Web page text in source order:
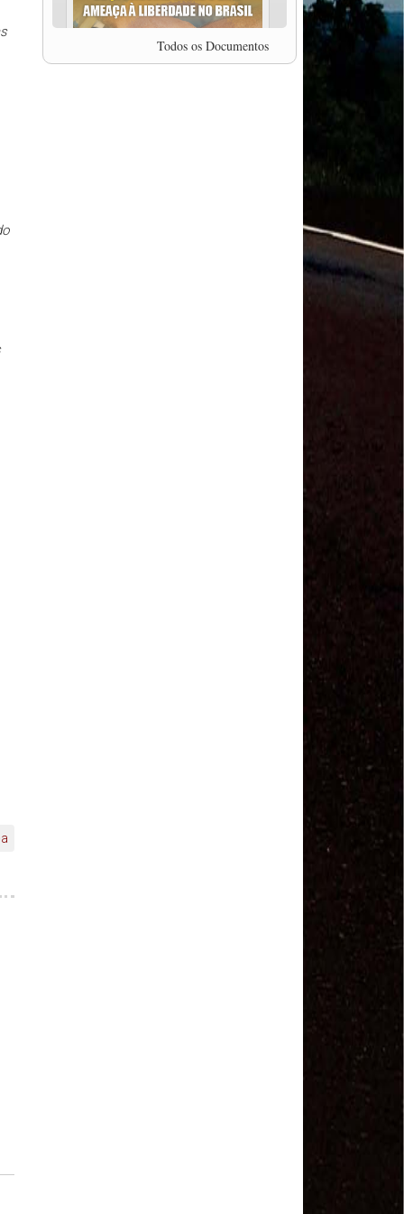
professor da Unisinos e Doutor em Ciências da
Comunicação da USP, Rafael Grohmann, que
coordena uma pesquisa internacional que visa
pressionar as plataformas digitais por melhores
Todos os Documentos